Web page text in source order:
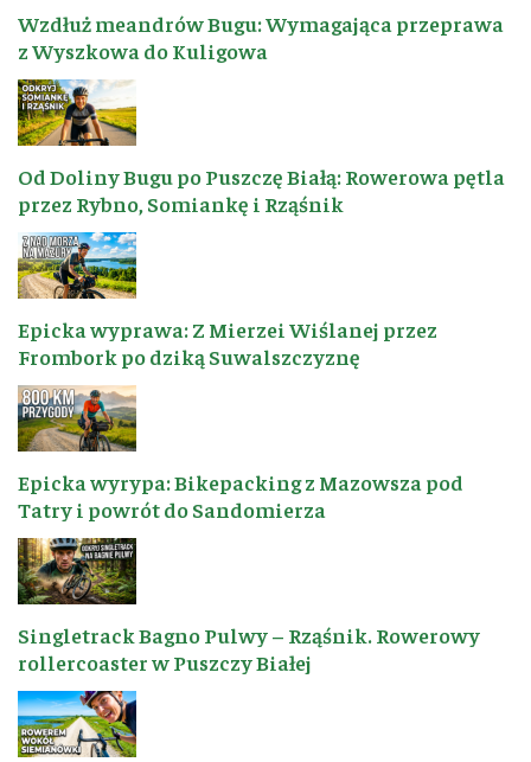
Wzdłuż meandrów Bugu: Wymagająca przeprawa
z Wyszkowa do Kuligowa
Od Doliny Bugu po Puszczę Białą: Rowerowa pętla
przez Rybno, Somiankę i Rząśnik
Epicka wyprawa: Z Mierzei Wiślanej przez
Frombork po dziką Suwalszczyznę
Epicka wyrypa: Bikepacking z Mazowsza pod
Tatry i powrót do Sandomierza
Singletrack Bagno Pulwy – Rząśnik. Rowerowy
rollercoaster w Puszczy Białej